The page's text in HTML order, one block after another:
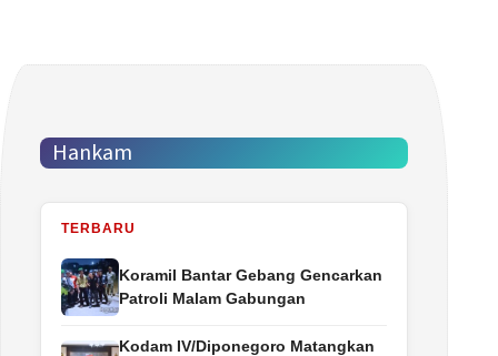
Hankam
TERBARU
Koramil Bantar Gebang Gencarkan
Patroli Malam Gabungan
Kodam IV/Diponegoro Matangkan